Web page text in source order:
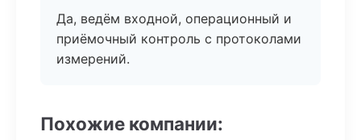
Да, ведём входной, операционный и
приёмочный контроль с протоколами
измерений.
Похожие компании: